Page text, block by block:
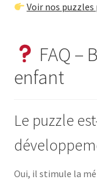
Voir nos
FAQ –
enfant
Le puzzle
Oui, il stimule la